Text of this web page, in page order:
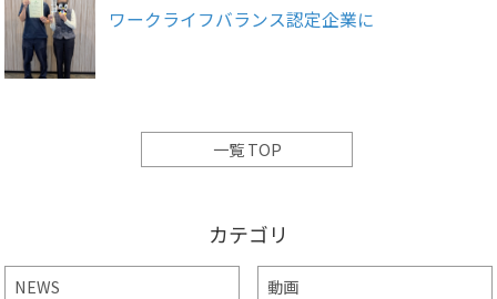
ワークライフバランス認定企業に
一覧 TOP
カテゴリ
NEWS 動画